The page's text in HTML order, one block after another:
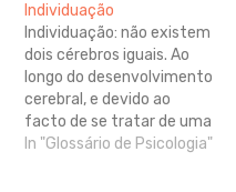
informações sobre o
pensamento complexo, a
identidade, a adequação
das condutas às
exigências sociais e o
processo de tomada de
decisão.
Individuação
Individuação: não existem
dois cérebros iguais. Ao
longo do desenvolvimento
cerebral, e devido ao
facto de se tratar de uma
unidade psicossomática, o
In "Glossário de Psicologia"